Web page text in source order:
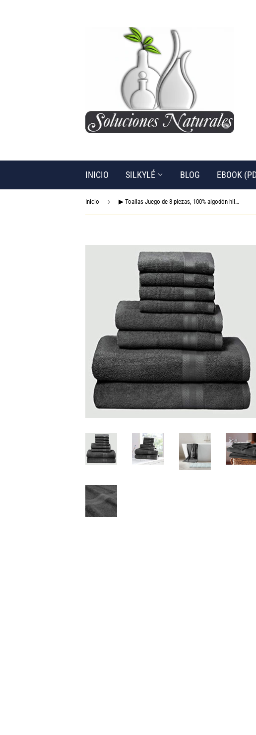
INICIO SILKYLÉ BLOG EBOOK
Inicio › ▶ Toallas Juego de 8 piezas, 100% algodón hilado en anillo, 2 toallas de baño de 68 x 137 cm, 2 toallas de mano de 40 x 71 cm y 4 paños de 33 x 33 cm, ultrasuave y altamente absorbente, lavable a máquina, calidad de spa de hotel, gris carbón